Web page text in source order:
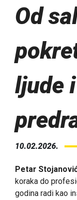
Od
ljude
10.02.2026.
Petar
koraka do
godina radi kao